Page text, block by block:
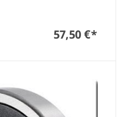
57,50 €*